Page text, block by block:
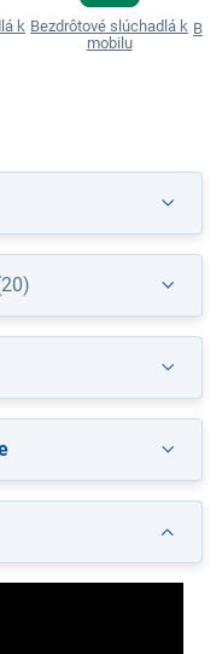
k Bezdrôtové slúchadlá k
mobilu